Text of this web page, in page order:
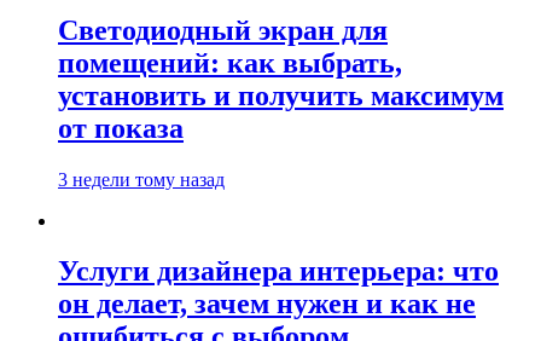
Светодиодный экран для
помещений: как выбрать,
установить и получить максимум
от показа
3 недели тому назад
Услуги дизайнера интерьера: что
он делает, зачем нужен и как не